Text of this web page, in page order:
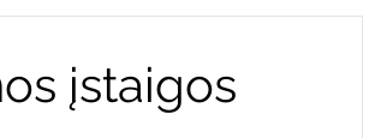
įstaigos